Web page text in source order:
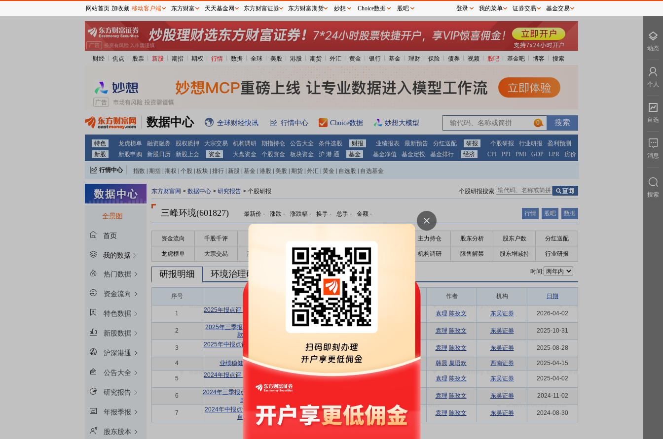
财经 焦点 股票 新股 期指 期权 行情 数据 全球 美股 港股 期货 外汇 黄金 银行 基金 理财 保险 债券 视频 股吧 基金吧 博客 搜索
数据中心 全球财经快讯 行情中心 Choice数据 妙想大模型 0
特色 龙虎榜单 融资融券 股权质押 大宗交易 机构调研 期指持仓 公告大全 条件选股 财报 业绩报表 最新预告 分红送配 研报 个股研报 行业研报
盈利预测
新股
新股申购 新股日历 新股上会 资金 大盘资金 个股资金 板块资金 沪 港 通 基金 基金净值 基金定投 基金排行 经济 CPI PPI PMI GDP LPR 房价
行情中心 指数 期指 期权 个股 板块 排行 新股 基金 港股 美股 期货 外汇 黄金 自选股 自选基金
全景图
首页
我的数据
热门数据
资金流向
特色数据
新股数据
沪深港通
公告大全
研究报告
年报季报
股东股本
东方财富网 > 数据中心 > 研究报告 > 个股研报 个股研报搜索:
三峰环境(601827) 最新价 - 涨跌 - 涨跌幅 - 换手 - 总手 - 金额 - 行情 股吧 数据
资金流向 千股千评 主力持仓 股东分析 股东户数 分红送配
龙虎榜单 大宗交易 高管持股 股东大会 个股研报 机构调研 限售解禁 股东增减持 行业研报
时间:
研报明细 环境治理研报 环境治理盈利预测
序号
东财
评级
作者 机构 日期
1
2025年报点评：业绩稳健增长，现金流增厚分
买入 袁理 陈孜文 东吴证券 2026-04-02
2
2025年三季报点评：25Q3业绩同增24%，回
款加速信用减值冲回
袁理 陈孜文 东吴证券 2025-10-31
3
2025年中报点评：固废运营稳健，设备EPC出
买入 袁理 陈孜文 东吴证券 2025-08-28
4 业绩稳健，设备出海打开增长空间 买入 首次 韩晨 巢语欢 西南证券 2025-04-15
5
2024年报点评：经营性业绩稳健增长，海外设
备订单持续突破
买入 袁理 陈孜文 东吴证券 2025-04-02
6
2024年三季报点评：24Q1-3业绩平稳增长，自
由现金流持续增厚
袁理 陈孜文 东吴证券 2024-11-02
7
2024年中报点评：设备收入翻倍&运营提效，
自由现金流持续增厚
买入 维持 袁理 陈孜文 东吴证券 2024-08-30
网站首页 加收藏 移动客户端 东方财富 天天基金网 东方财富证券 东方财富期货 妙想 Choice数据 股吧 登录 我的菜单 证券交易 基金交易
动态
个人
自选
消息
搜索